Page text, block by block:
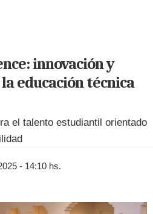
innovación y
educación técnica
el talento estudiantil orientado
- 14:10 hs.